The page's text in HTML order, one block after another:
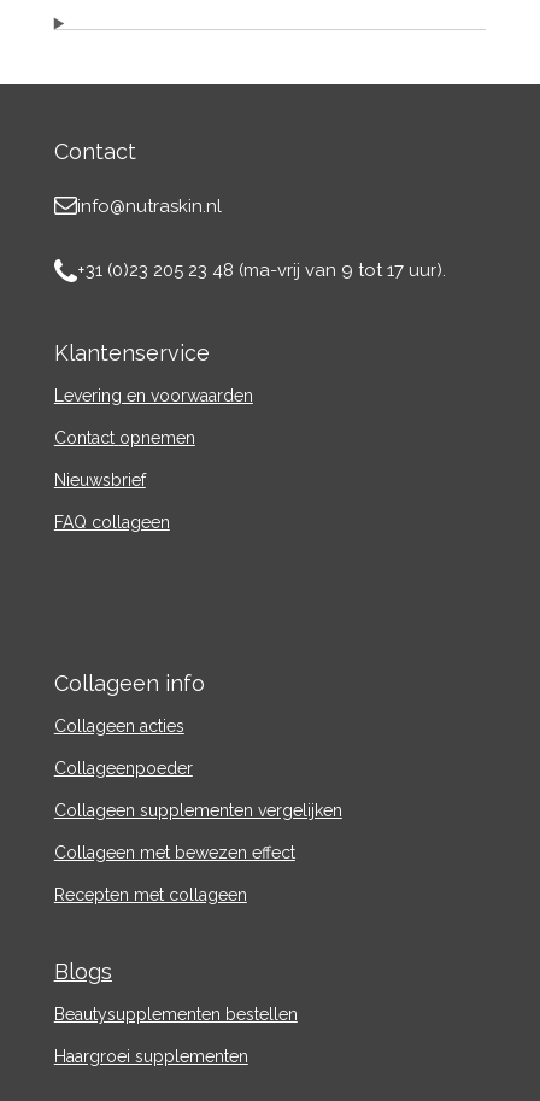
Contact
info@nutraskin.nl
+31 (0)23 205 23 48 (ma-vrij van 9 tot 17 uur).
Klantenservice
Levering en voorwaarden
Contact opnemen
Nieuwsbrief
FAQ collageen
Collageen info
Collageen acties
Collageenpoeder
Collageen supplementen vergelijken
Collageen met bewezen effect
Recepten met collageen
Blogs
Beautysupplementen bestellen
Haargroei supplementen